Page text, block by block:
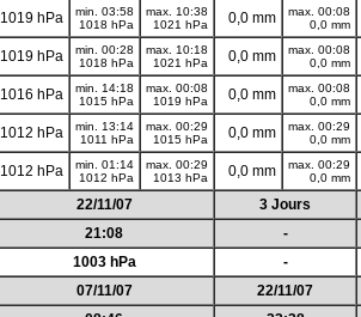
1019 hPa
min. 03:58
1018 hPa
max. 10:38
1021 hPa
0,0 mm
max. 00:08
0,0 mm
1019 hPa
min. 00:28
1018 hPa
max. 10:18
1021 hPa
0,0 mm
max. 00:08
0,0 mm
1016 hPa
min. 14:18
1015 hPa
max. 00:08
1019 hPa
0,0 mm
max. 00:08
0,0 mm
1012 hPa
min. 13:14
1011 hPa
max. 00:29
1015 hPa
0,0 mm
max. 00:29
0,0 mm
1012 hPa
min. 01:14
1012 hPa
max. 00:29
1013 hPa
0,0 mm
max. 00:29
0,0 mm
22/11/07 3 Jours
21:08 -
1003 hPa -
07/11/07 22/11/07